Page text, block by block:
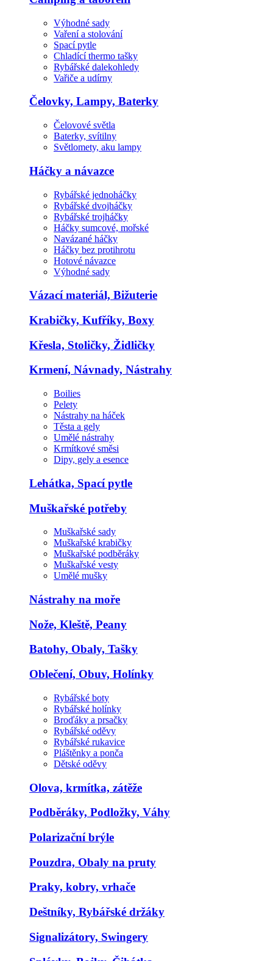
Výhodné sady
Vaření a stolování
Spací pytle
Chladící thermo tašky
Rybářské dalekohledy
Vařiče a udírny
Čelovky, Lampy, Baterky
Čelovové světla
Baterky, svítilny
Světlomety, aku lampy
Háčky a návazce
Rybářské jednoháčky
Rybářské dvojháčky
Rybářské trojháčky
Háčky sumcové, mořské
Navázané háčky
Háčky bez protihrotu
Hotové návazce
Výhodné sady
Vázací materiál, Bižuterie
Krabičky, Kufříky, Boxy
Křesla, Stoličky, Židličky
Krmení, Návnady, Nástrahy
Boilies
Pelety
Nástrahy na háček
Těsta a gely
Umělé nástrahy
Krmítkové směsi
Dipy, gely a esence
Lehátka, Spací pytle
Muškařské potřeby
Muškařské sady
Muškařské krabičky
Muškařské podběráky
Muškařské vesty
Umělé mušky
Nástrahy na moře
Nože, Kleště, Peany
Batohy, Obaly, Tašky
Oblečení, Obuv, Holínky
Rybářské boty
Rybářské holínky
Broďáky a prsačky
Rybářské oděvy
Rybářské rukavice
Pláštěnky a ponča
Dětské oděvy
Olova, krmítka, zátěže
Podběráky, Podložky, Váhy
Polarizační brýle
Pouzdra, Obaly na pruty
Praky, kobry, vrhače
Deštníky, Rybářské držáky
Signalizátory, Swingery